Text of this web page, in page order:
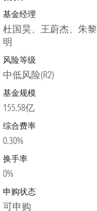
基金经理
杜国昊、王蔚杰、朱黎
明
风险等级
中低风险(R2)
基金规模
155.58亿
综合费率
0.30%
换手率
0%
申购状态
可申购